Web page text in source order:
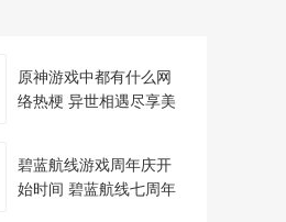
原神游戏中都有什么网
络热梗 异世相遇尽享美
碧蓝航线游戏周年庆开
始时间 碧蓝航线七周年